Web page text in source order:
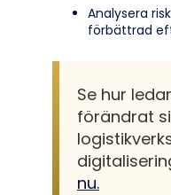
Analysera
förbättrad
Se hur
förändrat
nu.